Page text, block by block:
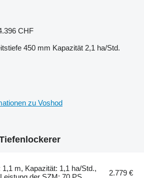
CHF
450 mm Kapazität 2,1 ha/Std.
zu Voshod
1,1 m, Kapazität: 1,1 ha/Std.,
2.779 €